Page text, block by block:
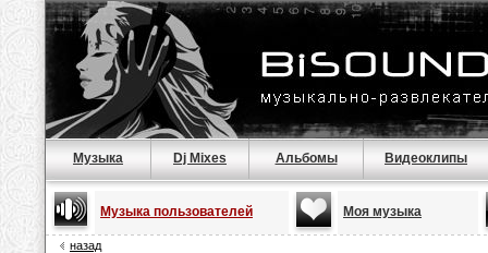
Музыка Dj Mixes Альбомы Видеоклипы
Музыка пользователей Моя музыка
назад